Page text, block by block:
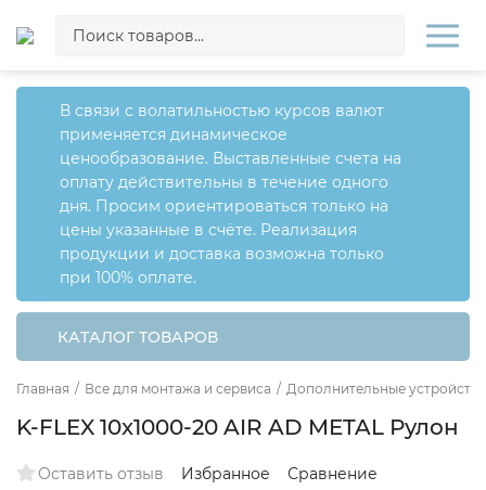
В связи с волатильностью курсов валют
применяется динамическое
ценообразование. Выставленные счета на
оплату действительны в течение одного
дня. Просим ориентироваться только на
цены указанные в счёте. Реализация
продукции и доставка возможна только
при 100% оплате.
КАТАЛОГ ТОВАРОВ
Главная / Все для монтажа и сервиса / Дополнительные
K-FLEX 10x1000-20 AIR AD METAL Рулон
Оставить отзыв Избранное Сравнение